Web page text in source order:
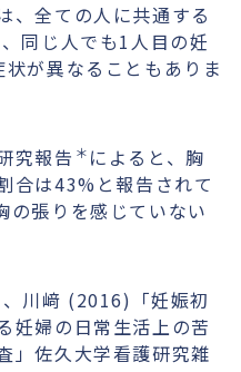
、全ての人に共通する
同じ人でも1人目の妊
が異なることもありま
究報告 ＊ によると、胸
合は43%と報告されて
の張りを感じていない
川﨑 (2016)「妊娠初
妊婦の日常生活上の苦
」佐久大学看護研究雑